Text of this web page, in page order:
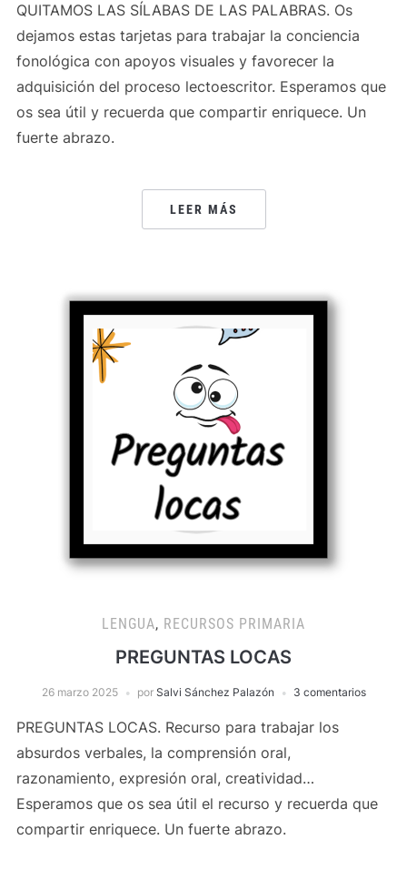
QUITAMOS LAS SÍLABAS DE LAS PALABRAS. Os
dejamos estas tarjetas para trabajar la conciencia
fonológica con apoyos visuales y favorecer la
adquisición del proceso lectoescritor. Esperamos que
os sea útil y recuerda que compartir enriquece. Un
fuerte abrazo.
LEER MÁS
LENGUA, RECURSOS PRIMARIA
PREGUNTAS LOCAS
26 marzo 2025 por Salvi Sánchez Palazón 3 comentarios
PREGUNTAS LOCAS. Recurso para trabajar los
absurdos verbales, la comprensión oral,
razonamiento, expresión oral, creatividad…
Esperamos que os sea útil el recurso y recuerda que
compartir enriquece. Un fuerte abrazo.